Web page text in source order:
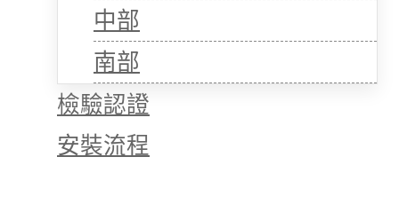
中部
南部
檢驗認證
安裝流程